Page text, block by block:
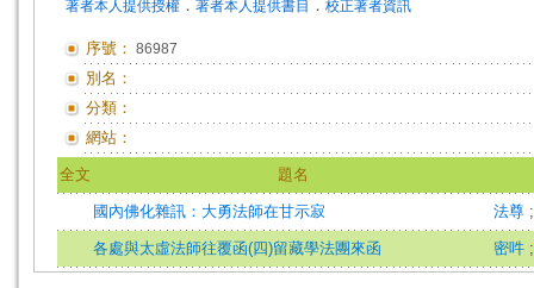
著者本人提供授權 ． 著者本人提供書目 ． 校正著者資訊
序號： 86987
別名：
分類：
網站：
全文 題名
國內佛化雜訊：大勇法師在甘示寂 法尊
各處與太虛法師往覆函(四)留藏學法團來函 密吽